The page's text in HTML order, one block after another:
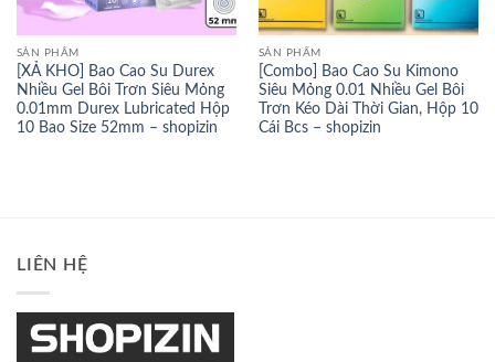
SẢN PHẨM
[XẢ KHO] Bao Cao Su Durex
Nhiều Gel Bôi Trơn Siêu Mỏng
0.01mm Durex Lubricated Hộp
10 Bao Size 52mm – shopizin
SẢN PHẨM
[Combo] Bao Cao Su Kimono
Siêu Mỏng 0.01 Nhiều Gel Bôi
Trơn Kéo Dài Thời Gian, Hộp 10
Cái Bcs – shopizin
LIÊN HỆ